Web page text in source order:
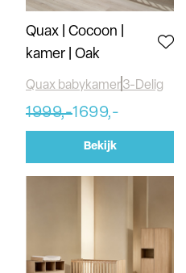
Quax | Cocoon |
kamer | Oak
Quax babykamer3-Delig
1999,-1699,-
Bekijk